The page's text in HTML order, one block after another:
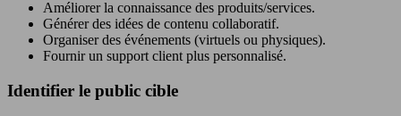
Améliorer la connaissance des produits/services.
Générer des idées de contenu collaboratif.
Organiser des événements (virtuels ou physiques).
Fournir un support client plus personnalisé.
Identifier le public cible